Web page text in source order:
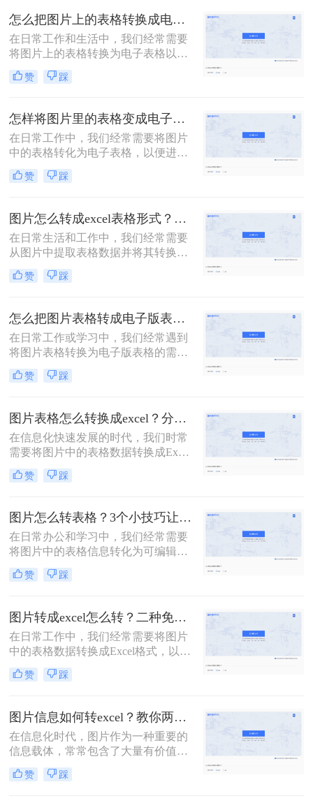
一些图片转Excel表格的方法将大大提
高我们的工作效率。那么图片怎么转
excel表格呢？本文将介绍几种常用的
图片转Excel表格的方法。
怎么把图片上的表格转换成电子表格？教你转换的3种方法！
在日常工作和生活中，我们经常需要
将图片上的表格转换为电子表格以便
进行编辑和分析。然而，手动输入不
仅效率低下，而且容易出错。那么怎
呢？下面，我们将介绍几种实用的方
法，帮助你轻松将图片上的表格转换
为电子表格。
赞 踩
怎样将图片里的表格变成电子表格？分享2个超实用的方法！
在日常工作中，我们经常需要将图片
中的表格转化为电子表格，以便进行
数据处理和分析。手动输入不仅效率
低下，而且容易出错。那么怎样将图
介绍两种简单的方法，帮助你轻松将
图片中的表格转化为电子表格。
赞 踩
图片怎么转成excel表格形式？这三种方法帮你转换！
在日常生活和工作中，我们经常需要
从图片中提取表格数据并将其转换为
Excel表格形式，以便于编辑、分析和
处理。这一过程可以大大简化数据处
怎么转成excel表格形式呢？本文将介
绍几种将图片转换为Excel表格的方
法，帮助您轻松实现这一目标。
赞 踩
怎么把图片表格转成电子版表格？三个方法包你一看就会，省时又省力!！
在日常工作或学习中，我们经常遇到
将图片表格转换为电子版表格的需
求。这一过程的目的是为了方便编
辑、修改和共享表格内容。如果你正
这个目标，那么怎么把图片表格转成
电子版表格呢？本文将为你介绍三种
可行的方法，帮助你将图片表格转换
为电子版表格。
赞 踩
图片表格怎么转换成excel？分享二个超实用的方法!
在信息化快速发展的时代，我们时常
需要将图片中的表格数据转换成Excel
表格，以便于进行数据分析、编辑和
存储。图片表格转换成Excel的过程虽
以实现。那么图片表格怎么转换成
excel呢？本文将为您介绍几种常用的
转换方法，帮助您轻松应对这一需
求。
赞 踩
图片怎么转表格？3个小技巧让你事半功倍！
在日常办公和学习中，我们经常需要
将图片中的表格信息转化为可编辑的
表格形式。这不仅可以提高数据处理
效率，还能避免手动输入的繁琐和错
介绍三种常用的图片转表格方法，帮
助您轻松应对这一需求。
赞 踩
图片转成excel怎么转？二种免费方法供你选择！
在日常工作中，我们经常需要将图片
中的表格数据转换成Excel格式，以便
于编辑、分析和处理。那么图片转成
excel怎么转呢？下面将介绍三种实用
成转换。
赞 踩
图片信息如何转excel？教你两个简单免费方法！
在信息化时代，图片作为一种重要的
信息载体，常常包含了大量有价值的
数据。然而，当我们需要将图片中的
信息提取并整理成Excel表格时，可能
赞 踩